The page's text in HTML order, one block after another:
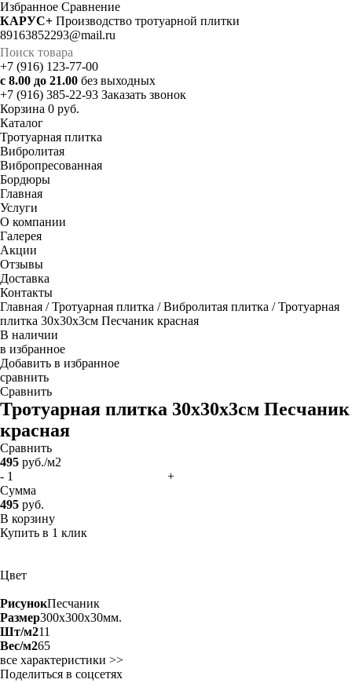
Избранное Cравнение
КАРУС+ Производство тротуарной плитки
89163852293@mail.ru
+7 (916) 123-77-00
с 8.00 до 21.00 без выходных
+7 (916) 385-22-93 Заказать звонок
Корзина 0 руб.
Каталог
Тротуарная плитка
Вибролитая
Вибропресованная
Бордюры
Главная
Услуги
О компании
Галерея
Акции
Отзывы
Доставка
Контакты
Главная /Тротуарная плитка /Вибролитая плитка / Тротуарная
плитка 30х30х3см Песчаник красная
В наличии
в избранное
Добавить в избранное
сравнить
Сравнить
Тротуарная плитка 30х30х3см Песчаник
красная
Сравнить
495 руб./м2
-
+
Сумма
495 руб.
В корзину
Купить в 1 клик
Цвет
РисунокПесчаник
Размер300x300x30мм.
Шт/м211
Вес/м265
все характеристики >>
Поделиться в соцсетях